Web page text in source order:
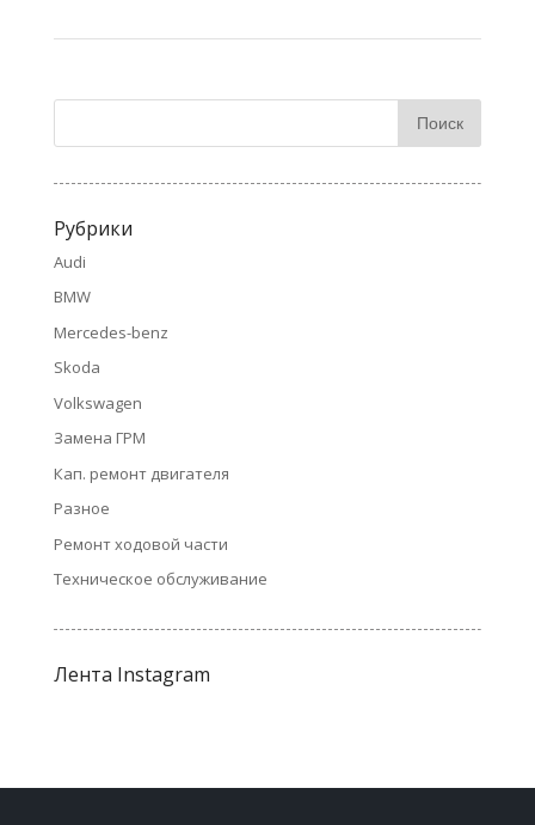
Рубрики
Audi
BMW
Mercedes-benz
Skoda
Volkswagen
Замена ГРМ
Кап. ремонт двигателя
Разное
Ремонт ходовой части
Техническое обслуживание
Лента Instagram